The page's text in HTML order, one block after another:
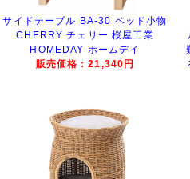
サイドテーブル BA-30 ベッド小物
CHERRY チェリー 桜屋工業
HOMEDAY ホームデイ
販売価格：21,340円